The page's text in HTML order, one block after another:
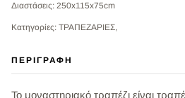
Διαστάσεις: 250x115x75cm
Κατηγορίες: ΤΡΑΠΕΖΑΡΙΕΣ,
ΠΕΡΙΓΡΑΦΉ
Το μοναστηριακό τραπέζι είναι